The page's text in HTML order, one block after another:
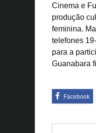
Cinema e
produção
feminina.
telefones
para a
Guanabara